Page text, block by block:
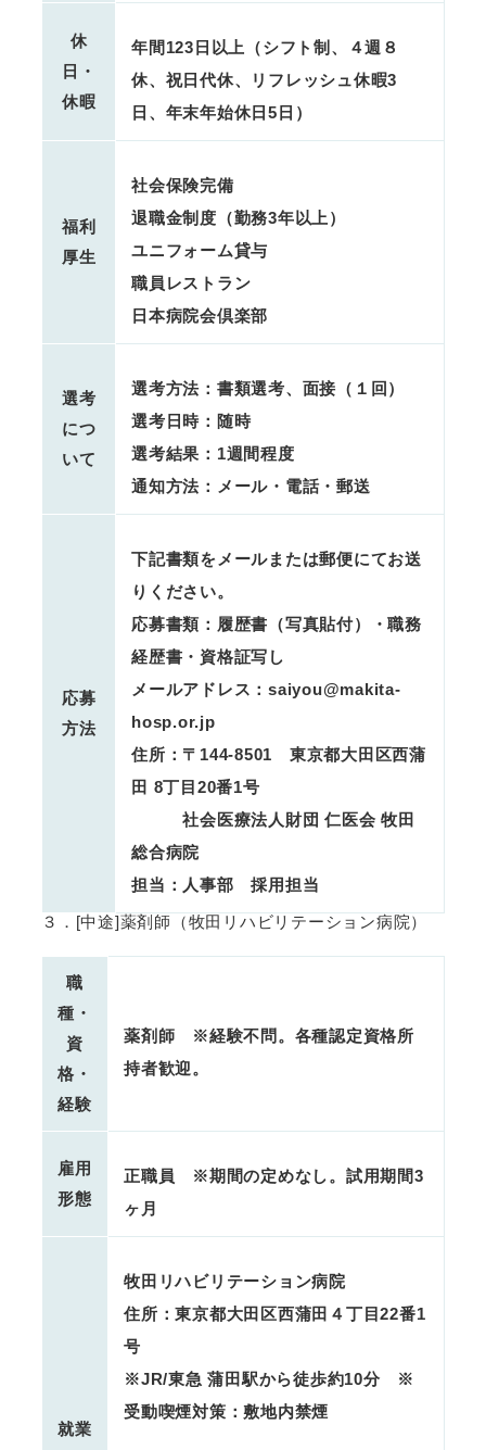
休
日・
休暇
年間123日以上（シフト制、４週８
休、祝日代休、リフレッシュ休暇3
日、年末年始休日5日）
福利
厚生
社会保険完備
退職金制度（勤務3年以上）
ユニフォーム貸与
職員レストラン
日本病院会倶楽部
選考
につ
いて
選考方法：書類選考、面接（１回）
選考日時：随時
選考結果：1週間程度
通知方法：メール・電話・郵送
応募
方法
下記書類をメールまたは郵便にてお送
りください。
応募書類：履歴書（写真貼付）・職務
経歴書・資格証写し
メールアドレス：saiyou@makita-
hosp.or.jp
住所：〒144-8501 東京都大田区西蒲
田 8丁目20番1号
社会医療法人財団 仁医会 牧田
総合病院
担当：人事部 採用担当
３．[中途]薬剤師（牧田リハビリテーション病院）
職
種・
資
格・
経験
薬剤師 ※経験不問。各種認定資格所
持者歓迎。
雇用
形態
正職員 ※期間の定めなし。試用期間3
ヶ月
就業
牧田リハビリテーション病院
住所：東京都大田区西蒲田４丁目22番1
号
※JR/東急 蒲田駅から徒歩約10分 ※
受動喫煙対策：敷地内禁煙